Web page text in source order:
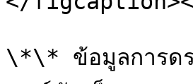
\*\* ข้อมูลการดร